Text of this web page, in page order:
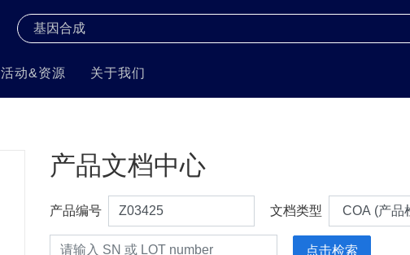
活动&资源 关于我们
产品文档中心
产品编号 文档类型